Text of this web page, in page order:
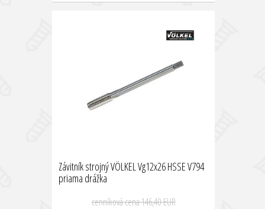
Závitník strojný VÖLKEL Vg12x26 HSSE V794
priama drážka
cenníková cena146,40 EUR